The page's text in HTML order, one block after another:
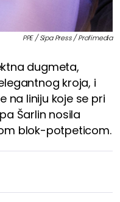
PPE / Sipa Press / Profimedia
dugmeta,
kroja, i
na liniju koje se pri
Šarlin nosila
blok-potpeticom.